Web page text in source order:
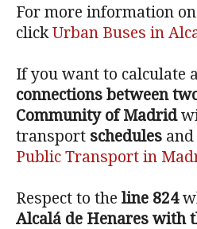
For more information
clickUrban Buses in
If you want to calculate
connections between
Community of Madrid
transport schedules and
Public Transport in
Respect to the line 824
Alcalá de Henares with